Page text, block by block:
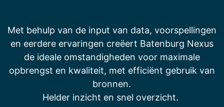
Met behulp van de input van data, voorspellingen
en eerdere ervaringen creëert Batenburg Nexus
de ideale omstandigheden voor maximale
opbrengst en kwaliteit, met efficiënt gebruik van
bronnen.
Helder inzicht en snel overzicht.